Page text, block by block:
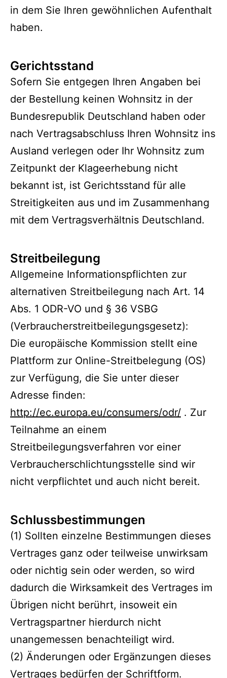
in dem Sie Ihren gewöhnlichen Aufenthalt
haben.
Gerichtsstand
Sofern Sie entgegen Ihren Angaben bei
der Bestellung keinen Wohnsitz in der
Bundesrepublik Deutschland haben oder
nach Vertragsabschluss Ihren Wohnsitz ins
Ausland verlegen oder Ihr Wohnsitz zum
Zeitpunkt der Klageerhebung nicht
bekannt ist, ist Gerichtsstand für alle
Streitigkeiten aus und im Zusammenhang
mit dem Vertragsverhältnis Deutschland.
Streitbeilegung
Allgemeine Informationspflichten zur
alternativen Streitbeilegung nach Art. 14
Abs. 1 ODR-VO und § 36 VSBG
(Verbraucherstreitbeilegungsgesetz):
Die europäische Kommission stellt eine
Plattform zur Online-Streitbelegung (OS)
zur Verfügung, die Sie unter dieser
Adresse finden:
http://ec.europa.eu/consumers/odr/ . Zur
Teilnahme an einem
Streitbeilegungsverfahren vor einer
Verbraucherschlichtungsstelle sind wir
nicht verpflichtet und auch nicht bereit.
Schlussbestimmungen
(1) Sollten einzelne Bestimmungen dieses
Vertrages ganz oder teilweise unwirksam
oder nichtig sein oder werden, so wird
dadurch die Wirksamkeit des Vertrages im
Übrigen nicht berührt, insoweit ein
Vertragspartner hierdurch nicht
unangemessen benachteiligt wird.
(2) Änderungen oder Ergänzungen dieses
Vertrages bedürfen der Schriftform.